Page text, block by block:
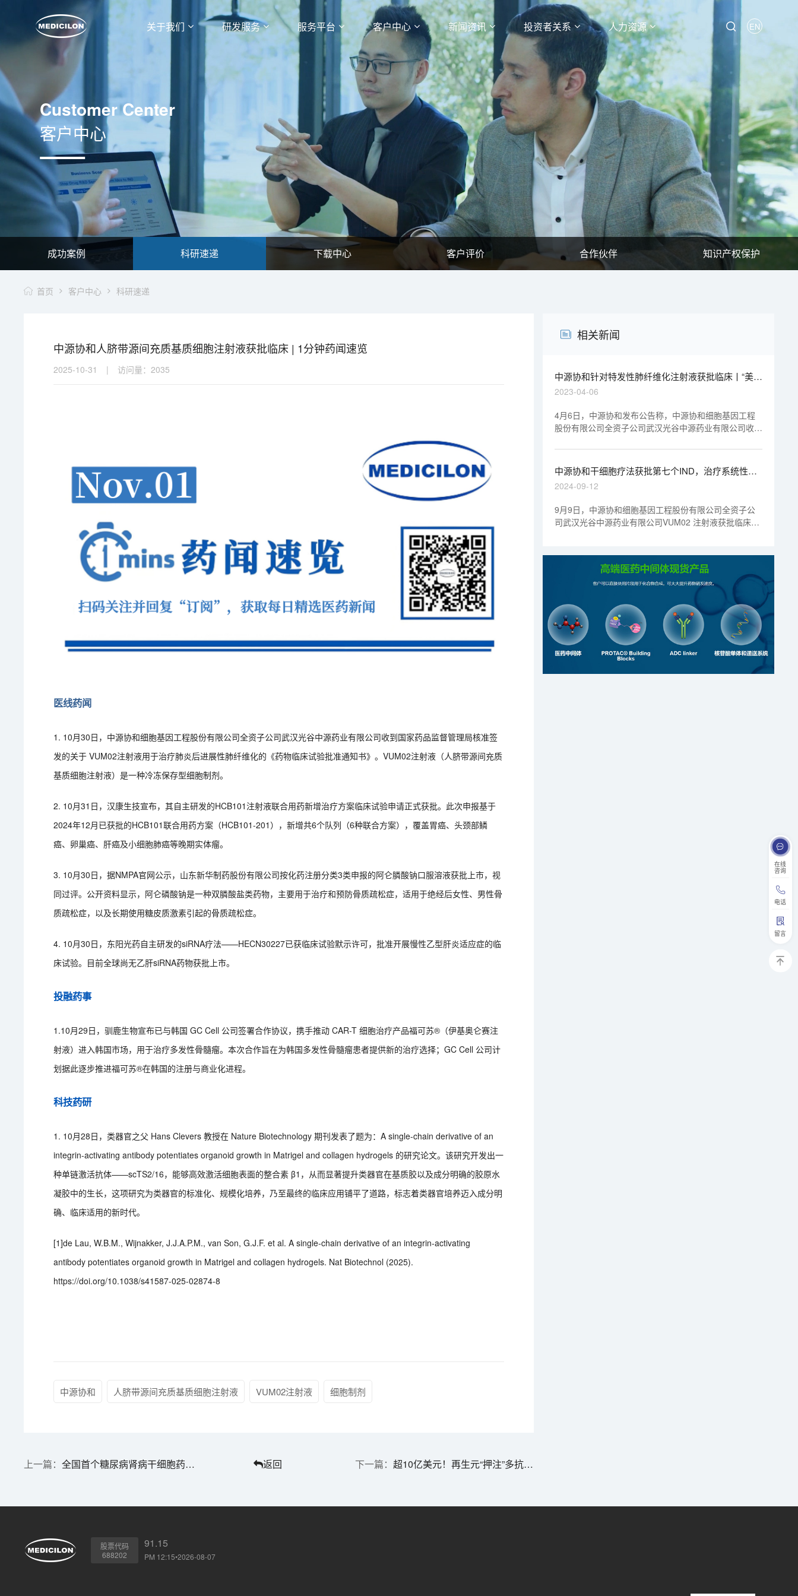
关于我们 研发服务 服务平台 客户中心 新闻资讯 投资者关系 人力资源 EN
在线
咨询
电话
留言
Customer Center
客户中心
成功案例 科研速递 下载中心 客户评价 合作伙伴 知识产权保护
首页 客户中心 科研速递
中源协和人脐带源间充质基质细胞注射液获批临床 | 1分钟药闻速览
2025-10-31 | 访问量：2035
医线药闻
1. 10月30日，中源协和细胞基因工程股份有限公司全资子公司武汉光谷中源药业有限公司收到国家药品监督管理局核准签
发的关于 VUM02注射液用于治疗肺炎后进展性肺纤维化的《药物临床试验批准通知书》。VUM02注射液（人脐带源间充质
基质细胞注射液）是一种冷冻保存型细胞制剂。
2. 10月31日，汉康生技宣布，其自主研发的HCB101注射液联合用药新增治疗方案临床试验申请正式获批。此次申报基于
2024年12月已获批的HCB101联合用药方案（HCB101-201），新增共6个队列（6种联合方案），覆盖胃癌、头颈部鳞
癌、卵巢癌、肝癌及小细胞肺癌等晚期实体瘤。
3. 10月30日，据NMPA官网公示，山东新华制药股份有限公司按化药注册分类3类申报的阿仑膦酸钠口服溶液获批上市，视
同过评。公开资料显示，‌阿仑磷酸钠‌是一种‌双膦酸盐类药物‌，主要用于‌治疗和预防骨质疏松症‌，适用于绝经后女性、男性骨
质疏松症，以及长期使用糖皮质激素引起的骨质疏松症。
4. 10月30日，东阳光药自主研发的siRNA疗法——HECN30227已获临床试验默示许可，批准开展慢性乙型肝炎适应症的临
床试验。目前全球尚无乙肝siRNA药物获批上市。
投融药事
1.10月29日，驯鹿生物宣布已与韩国 GC Cell 公司签署合作协议，携手推动 CAR-T 细胞治疗产品福可苏®（伊基奥仑赛注
射液）进入韩国市场，用于治疗多发性骨髓瘤。本次合作旨在为韩国多发性骨髓瘤患者提供新的治疗选择；GC Cell 公司计
划据此逐步推进福可苏®在韩国的注册与商业化进程。
科技药研
1. 10月28日，类器官之父 Hans Clevers 教授在 Nature Biotechnology 期刊发表了题为：A single-chain derivative of an
integrin-activating antibody potentiates organoid growth in Matrigel and collagen hydrogels 的研究论文。该研究开发出一
种单链激活抗体——scTS2/16，能够高效激活细胞表面的整合素 β1，从而显著提升类器官在基质胶以及成分明确的胶原水
凝胶中的生长，这项研究为类器官的标准化、规模化培养，乃至最终的临床应用铺平了道路，标志着类器官培养迈入成分明
确、临床适用的新时代。
[1]de Lau, W.B.M., Wijnakker, J.J.A.P.M., van Son, G.J.F. et al. A single-chain derivative of an integrin-activating
antibody potentiates organoid growth in Matrigel and collagen hydrogels. Nat Biotechnol (2025).
https://doi.org/10.1038/s41587-025-02874-8
中源协和 人脐带源间充质基质细胞注射液 VUM02注射液 细胞制剂
全国首个糖尿病肾病干细胞药获批临床 | 1分钟药闻速览 返回 超10亿美元！再生元“押注”多抗 | 1分钟药闻速览
相关新闻
中源协和针对特发性肺纤维化注射液获批临床丨“美”
天新药事
2023-04-06
4月6日，中源协和发布公告称，中源协和细胞基因工程
股份有限公司全资子公司武汉光谷中源药业有限公司收到
VUM02注射液用于治疗特发性肺纤维化的《药物临床试
验批准通知书》。
中源协和干细胞疗法获批第七个IND，治疗系统性硬
化症
2024-09-12
9月9日，中源协和细胞基因工程股份有限公司全资子公
司武汉光谷中源药业有限公司VUM02 注射液获批临床，
股票代码
688202
91.15
PM 12:15•2026-08-07